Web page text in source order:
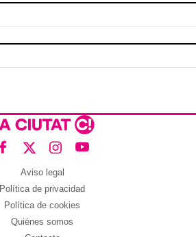
Aviso legal
Política de privacidad
Política de cookies
Quiénes somos